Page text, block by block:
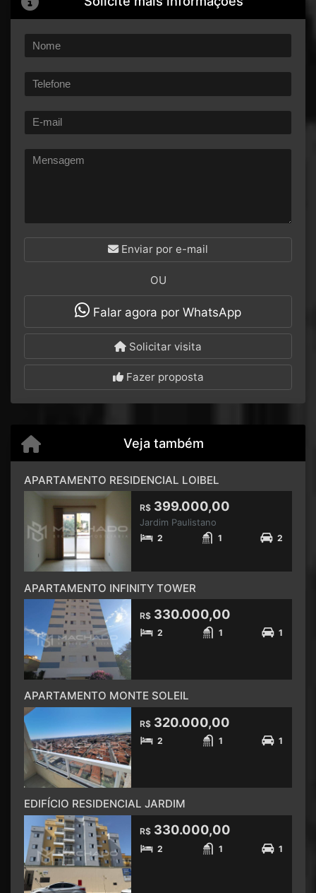
Enviar por e-mail
OU
Falar agora por WhatsApp
Solicitar visita
Fazer proposta
Veja também
APARTAMENTO RESIDENCIAL LOIBEL
R$ 399.000,00
Jardim Paulistano
2 1 2
APARTAMENTO INFINITY TOWER
R$ 330.000,00
2 1 1
APARTAMENTO MONTE SOLEIL
R$ 320.000,00
2 1 1
EDIFÍCIO RESIDENCIAL JARDIM
R$ 330.000,00
2 1 1